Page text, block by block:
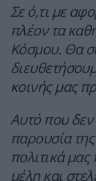
Σε ό,τι με
πλέον τα
Κόσμου. Θα
κοινής μας
Αυτό που δεν
παρουσία
πολιτικά
μέλη και